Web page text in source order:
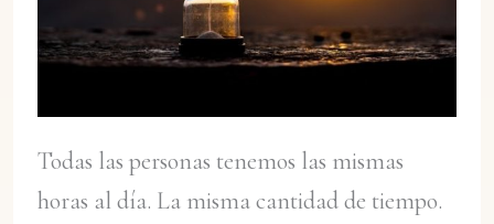
Todas las personas tenemos las mismas
horas al día. La misma cantidad de tiempo.